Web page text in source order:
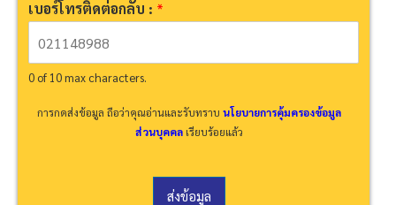
เบอร์โทรติดต่อกลับ : *
0 of 10 max characters.
การกดส่งข้อมูล ถือว่าคุณอ่านและรับทราบ นโยบายการคุ้มครองข้อมูล
ส่วนบุคคล เรียบร้อยแล้ว
ส่งข้อมูล